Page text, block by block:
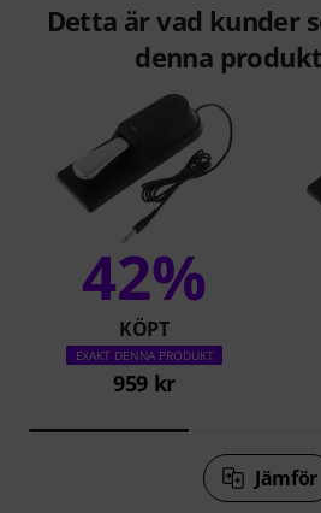
Detta är vad kunder
denna
42%
KÖPT
EXAKT DENNA PRODUKT
959 kr
Jämför